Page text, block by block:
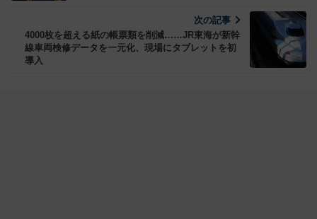
次の記事
4000枚を超える紙の帳票類を削減……JR東海が新幹
線車両検修データを一元化、現場にタブレットを初
導入